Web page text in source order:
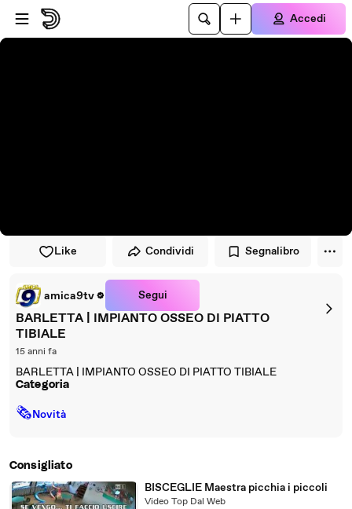
Vai al lettore
Passa al contenuto principale
Accedi
Like Condividi Segnalibro
amica9tv Segui
BARLETTA | IMPIANTO OSSEO DI PIATTO
TIBIALE
15 anni fa
BARLETTA | IMPIANTO OSSEO DI PIATTO TIBIALE
Categoria
🗞Novità
Consigliato
BISCEGLIE Maestra picchia i piccoli
Video Top Dal Web